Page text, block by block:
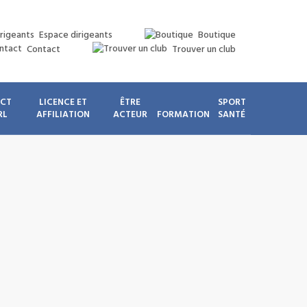
Espace dirigeants
Boutique
Contact
Trouver un club
LICENCE ET
AFFILIATION
ÊTRE
ACTEUR
FORMATION
SPORT
SANTÉ